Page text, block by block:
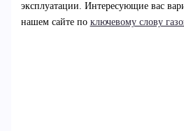
эксплуатации. Интересующие вас
нашем сайте по ключевому слову